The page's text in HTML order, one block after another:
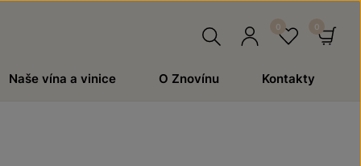
Naše vína a vinice O Znovínu Kontakty